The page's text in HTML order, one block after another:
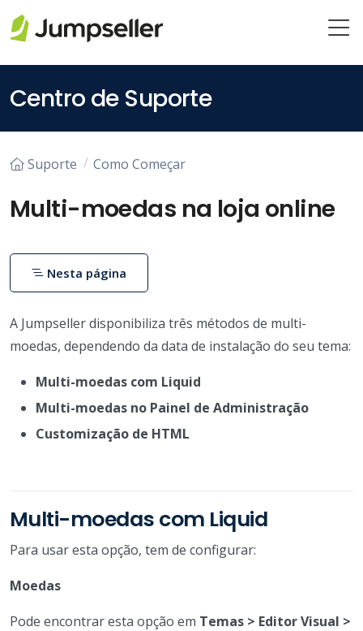
Centro de Suporte
Suporte Como Começar
Multi-moedas na loja online
A Jumpseller disponibiliza três métodos de multi-
moedas, dependendo da data de instalação do seu tema:
Multi-moedas com Liquid
Multi-moedas no Painel de Administração
Customização de HTML
Multi-moedas com Liquid
Para usar esta opção, tem de configurar:
Moedas
Pode encontrar esta opção em Temas > Editor Visual >
Nesta página